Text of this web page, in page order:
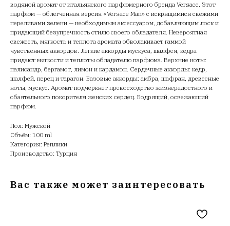
водяной аромат от итальянского парфюмерного бренда Versace. Этот
парфюм — облегченная версия «Versace Man» с искрящимися свежими
переливами зелени — необходимым аксессуаром, добавляющим лоск и
придающий безупречность стилю своего обладателя. Невероятная
свежесть, мягкость и теплота аромата обволакивает гаммой
чувственных аккордов. Легкие аккорды мускуса, шалфея, кедра
придают мягкости и теплоты обладателю парфюма. Верхние ноты:
палисандр, бергамот, лимон и кардамон. Сердечные аккорды: кедр,
шалфей, перец и тарагон. Базовые аккорды: амбра, шафран, древесные
ноты, мускус. Аромат подчеркнет превосходство жизнерадостного и
обаятельного покорителя женских сердец. Бодрящий, освежающий
парфюм.
Пол: Мужской
Объём: 100 ml
Категория: Реплики
Производство: Турция
Вас также может заинтересовать